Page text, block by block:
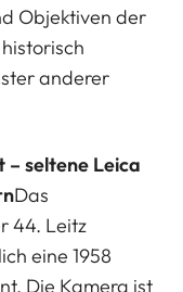
Objektiven der
anderer
– seltene Leica
Das
44. Leitz
eine 1958
Die Kamera ist